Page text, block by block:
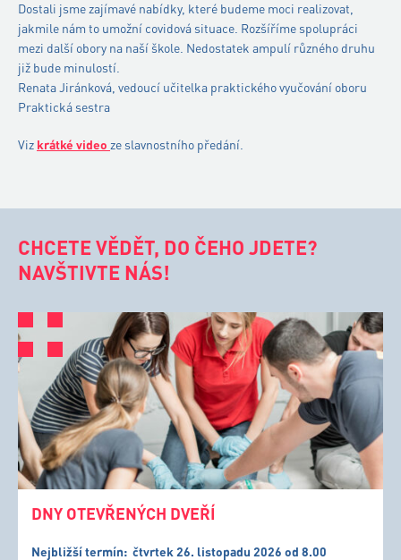
Dostali jsme zajímavé nabídky, které budeme moci realizovat,
jakmile nám to umožní covidová situace. Rozšíříme spolupráci
mezi další obory na naší škole. Nedostatek ampulí různého druhu
již bude minulostí.
Renata Jiránková, vedoucí učitelka praktického vyučování oboru
Praktická sestra
Viz krátké video ze slavnostního předání.
CHCETE VĚDĚT, DO ČEHO JDETE?
NAVŠTIVTE NÁS!
DNY OTEVŘENÝCH DVEŘÍ
Nejbližší termín: čtvrtek 26. listopadu 2026 od 8.00